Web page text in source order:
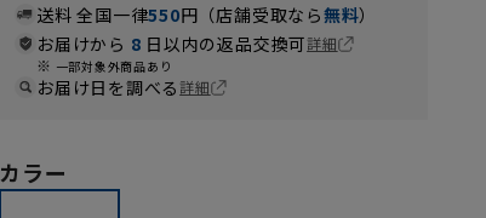
送料 全国一律550円（店舗受取なら無料）
お届けから 8 日以内の返品交換可詳細
一部対象外商品あり
お届け日を調べる詳細
カラー